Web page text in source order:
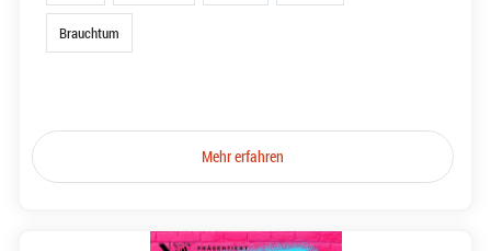
Brauchtum
Mehr erfahren